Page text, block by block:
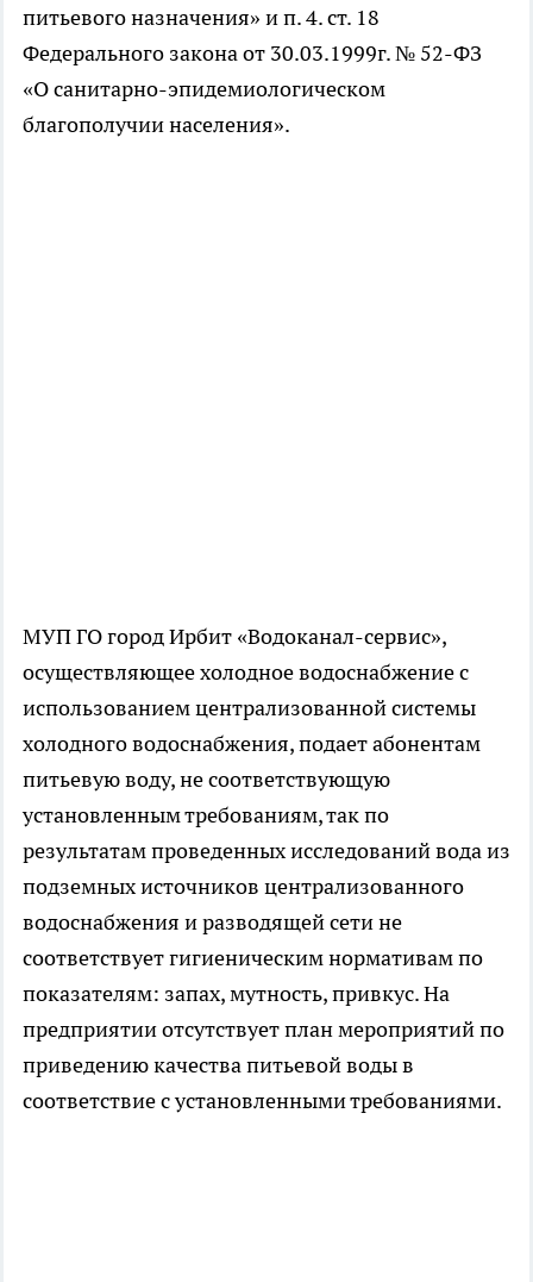
питьевого назначения» и п. 4. ст. 18
Федерального закона от 30.03.1999г. № 52-ФЗ
«О санитарно-эпидемиологическом
благополучии населения».
МУП ГО город Ирбит «Водоканал-сервис»,
осуществляющее холодное водоснабжение с
использованием централизованной системы
холодного водоснабжения, подает абонентам
питьевую воду, не соответствующую
установленным требованиям, так по
результатам проведенных исследований вода из
подземных источников централизованного
водоснабжения и разводящей сети не
соответствует гигиеническим нормативам по
показателям: запах, мутность, привкус. На
предприятии отсутствует план мероприятий по
приведению качества питьевой воды в
соответствие с установленными требованиями.